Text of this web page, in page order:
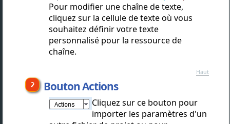
Pour modifier une chaîne de texte,
cliquez sur la cellule de texte où vous
souhaitez définir votre texte
personnalisé pour la ressource de
chaîne.
Haut
Bouton Actions
Cliquez sur ce bouton pour
importer les paramètres d'un